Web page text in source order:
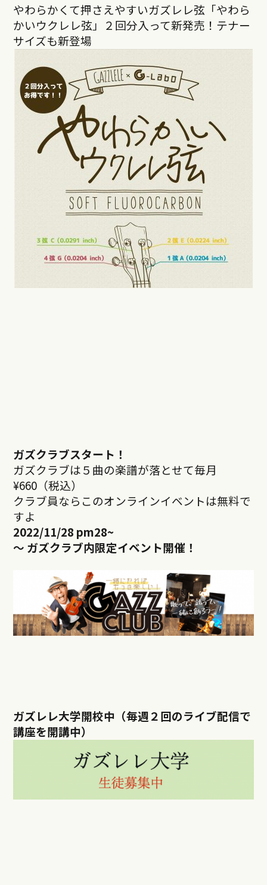
やわらかくて押さえやすいガズレレ弦「やわら
かいウクレレ弦」２回分入って新発売！テナー
サイズも新登場
ガズクラブスタート！
ガズクラブは５曲の楽譜が落とせて毎月
¥660（税込）
クラブ員ならこのオンラインイベントは無料で
すよ
2022/11/28 pm28~
～ ガズクラブ内限定イベント開催！
ガズレレ大学開校中（毎週２回のライブ配信で
講座を開講中）